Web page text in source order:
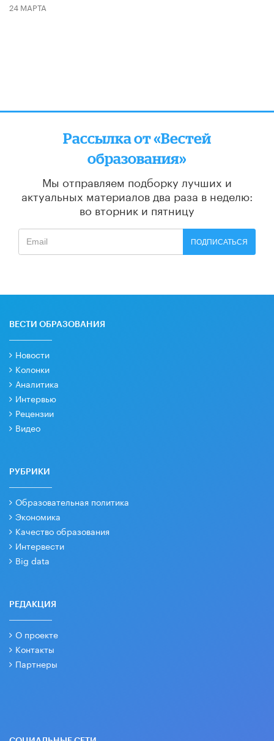
24 МАРТА
Рассылка от «Вестей
образования»
Мы отправляем подборку лучших и
актуальных материалов два раза в неделю:
во вторник и пятницу
ПОДПИСАТЬСЯ
ВЕСТИ ОБРАЗОВАНИЯ
Новости
Колонки
Аналитика
Интервью
Рецензии
Видео
РУБРИКИ
Образовательная политика
Экономика
Качество образования
Интервести
Big data
РЕДАКЦИЯ
О проекте
Контакты
Партнеры